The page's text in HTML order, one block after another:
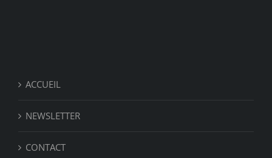
ACCUEIL
NEWSLETTER
CONTACT